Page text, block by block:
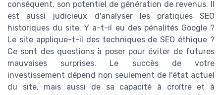
conséquent, son potentiel de génération de revenus. Il
est aussi judicieux d'analyser les pratiques SEO
historiques du site. Y a-t-il eu des pénalités Google ?
Le site applique-t-il des techniques de SEO éthique ?
Ce sont des questions à poser pour éviter de futures
mauvaises surprises. Le succès de votre
investissement dépend non seulement de l'état actuel
du site, mais aussi de sa capacité à croître et à